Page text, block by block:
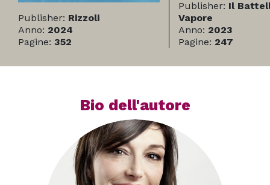
Publisher: Rizzoli
Anno: 2024
Pagine: 352
Publisher: Il
Vapore
Anno: 2023
Pagine: 247
Bio dell'autore